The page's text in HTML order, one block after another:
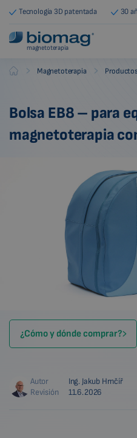
Tecnología 3D patentada 30
magnetoterapia
Biomag Magnetoterapia
Bolsa EB8 – para
magnetoterapia
¿Cómo y dónde comprar?
Autor
Ing. Jakub Hrnčíř
Revisión
11.6.2026